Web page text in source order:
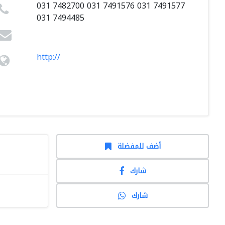
031 7482700 031 7491576 031 7491577
031 7494485
http://
أضف للمفضلة
شارك
شارك